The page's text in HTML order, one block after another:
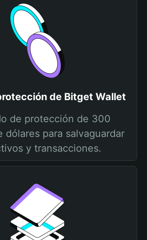
de Bitget Wallet
de protección de 300
dólares para salvaguardar
y transacciones.